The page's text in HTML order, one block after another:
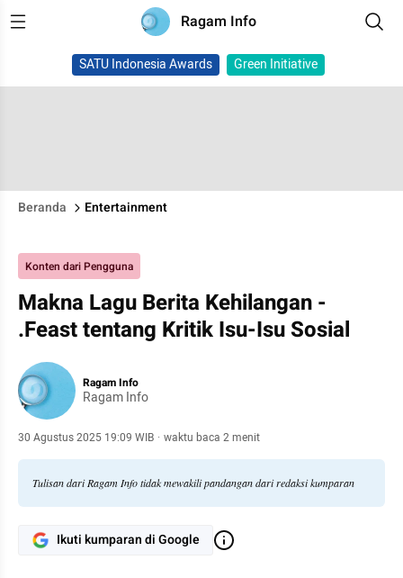
Ragam Info
SATU Indonesia Awards Green Initiative
Beranda Entertainment
Konten dari Pengguna
Makna Lagu Berita Kehilangan -
.Feast tentang Kritik Isu-Isu Sosial
Ragam Info
Ragam Info
30 Agustus 2025 19:09 WIB · waktu baca 2 menit
Tulisan dari Ragam Info tidak mewakili pandangan dari redaksi kumparan
Ikuti kumparan di Google